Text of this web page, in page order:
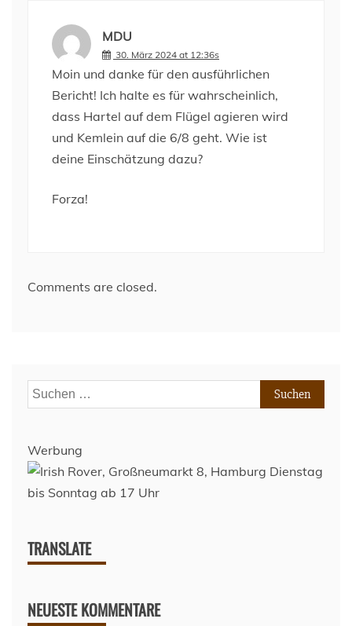
MDU
30. März 2024 at 12:36s
Moin und danke für den ausführlichen
Bericht! Ich halte es für wahrscheinlich,
dass Hartel auf dem Flügel agieren wird
und Kemlein auf die 6/8 geht. Wie ist
deine Einschätzung dazu?
Forza!
Comments are closed.
Suchen
nach:
Werbung
TRANSLATE
NEUESTE KOMMENTARE